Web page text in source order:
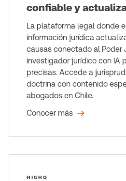
confiable y
La plataforma legal donde
información jurídica
causas conectado al Poder
investigador jurídico con IA
precisas. Accede a
doctrina con contenido
abogados en Chile.
Conocer más
HIGHQ